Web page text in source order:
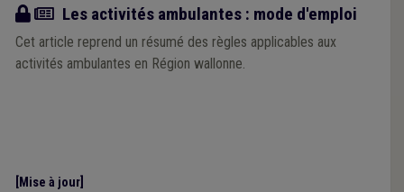
Article
Les activités ambulantes : mode d'emploi
Cet article reprend un résumé des règles applicables aux
activités ambulantes en Région wallonne.
[Mise à jour]